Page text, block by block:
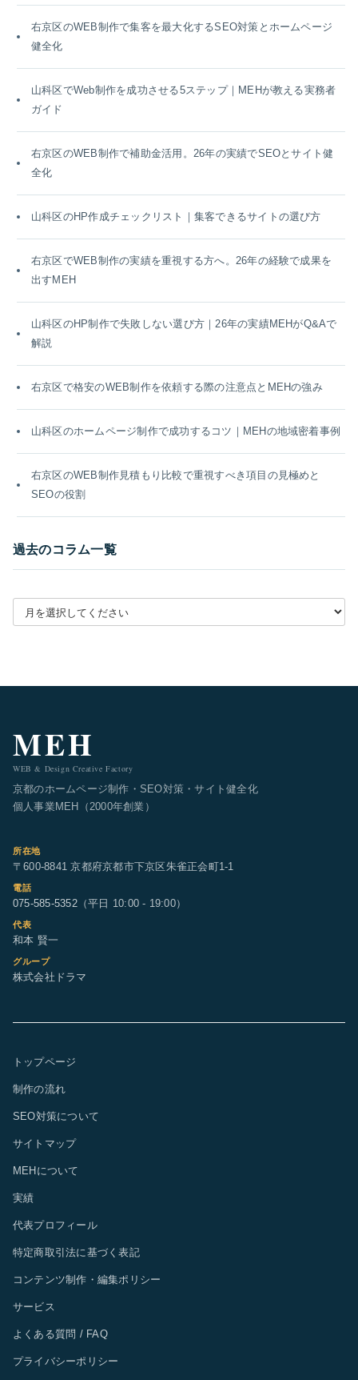
右京区のWEB制作で集客を最大化するSEO対策とホームページ
健全化
山科区でWeb制作を成功させる5ステップ｜MEHが教える実務者
ガイド
右京区のWEB制作で補助金活用。26年の実績でSEOとサイト健
全化
山科区のHP作成チェックリスト｜集客できるサイトの選び方
右京区でWEB制作の実績を重視する方へ。26年の経験で成果を
出すMEH
山科区のHP制作で失敗しない選び方｜26年の実績MEHがQ&Aで
解説
右京区で格安のWEB制作を依頼する際の注意点とMEHの強み
山科区のホームページ制作で成功するコツ｜MEHの地域密着事例
右京区のWEB制作見積もり比較で重視すべき項目の見極めと
SEOの役割
過去のコラム一覧
月別アーカイブを選択
MEH
WEB & Design Creative Factory
京都のホームページ制作・SEO対策・サイト健全化
個人事業MEH（2000年創業）
所在地
〒600-8841 京都府京都市下京区朱雀正会町1-1
電話
075-585-5352（平日 10:00 - 19:00）
代表
和本 賢一
グループ
株式会社ドラマ
トップページ
制作の流れ
SEO対策について
サイトマップ
MEHについて
実績
代表プロフィール
特定商取引法に基づく表記
コンテンツ制作・編集ポリシー
サービス
よくある質問 / FAQ
プライバシーポリシー